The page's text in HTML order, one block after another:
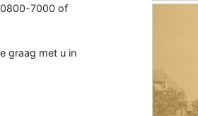
0800-7000 of
graag met u in